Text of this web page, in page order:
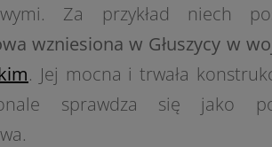
Za przykład niech
wzniesiona w Głuszycy w
. Jej mocna i trwała
sprawdza się jako
2